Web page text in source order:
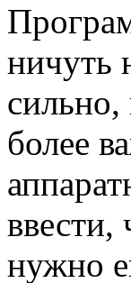
сильно,
более
ввести,
нужно